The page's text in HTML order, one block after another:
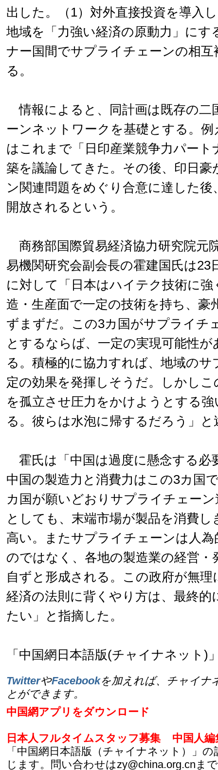
出した。（1）対外直接投資を導入
地域を「力強い経済の原動力」にす
ナー国間でサプライチェーンの相互
る。
情報によると、同計画は既存の二
ーンネットワークを基礎とする。
はこれまで「日印産業競争力パート
築を議論してきた。その後、印日
ン関連問題をめぐり合意に達した後
開放されるという。
商務部国際貿易経済協力研究院元
易機関研究会副会長の霍建国氏は23
に対して「日本はハイテク技術に
造・生産面で一定の技術を持ち、豪
ずまずだ。この3カ国がサプライチ
とするならば、一定の実現可能性
る。積極的に協力すれば、地域の
定の効果を発揮しそうだ。しかし
を孤立させ圧力をかけようとする
る。彼らは水泡に帰するだろう」と
霍氏は「中国は過度に懸念する必
中国の製造力と消費力はこの3カ国
カ国が願いどおりサプライチェー
としても、末端市場が製品を消費
高い。またサプライチェーンは人
のではなく、各地の製造業の経営・
自ずと形成される。この政府が無理
経済の法則に背くやり方は、最終的
たい」と指摘した。
「中国網日本語版(チャイナネット)
TwitterやFacebookを加えれば、チャイナ
とができます。
中国網アプリをダウンロード
日本人フルタイムスタッフ募集
中国人
「中国網日本語版（チャイナネット）」
じます。問い合わせはzy@china.org.cnまで